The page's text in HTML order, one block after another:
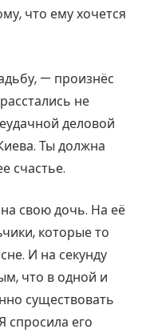
что ему хочется
— произнёс
не
деловой
Ты должна
счастье.
свою дочь. На её
которые то
И на секунду
что в одной и
существовать
спросила его